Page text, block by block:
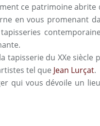
ce patrimoine abrite
en vous promenant
tapisserie du XXe siècle
tel que Jean Lurçat.
qui vous dévoile un